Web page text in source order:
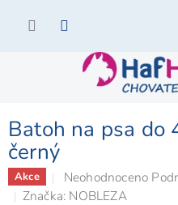
Batoh na psa do
černý
Akce
Průměrné
hodnocení
Neohodnoceno
Značka: NOBLEZA